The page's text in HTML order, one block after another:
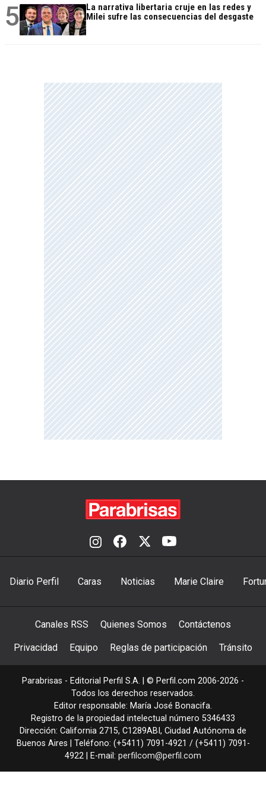
5
La narrativa libertaria cruje en las redes y
Milei sufre las consecuencias del desgaste
Diario Perfil Caras Noticias Marie Claire
Canales RSS Quienes Somos Contáctenos
Privacidad Equipo Reglas de participación Tránsito
Parabrisas - Editorial Perfil S.A. | © Perfil.com 2006-2026 -
Todos los derechos reservados.
Editor responsable: María José Bonacifa.
Registro de la propiedad intelectual número 5346433
Dirección: California 2715, C1289ABI , Ciudad Autónoma de
Buenos Aires | Teléfono: (+5411) 7091-4921 / (+5411) 7091-
4922 | E-mail: perfilcom@perfil.com